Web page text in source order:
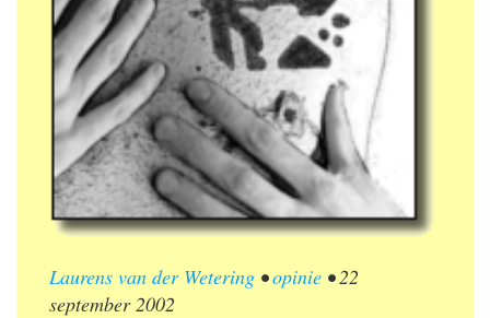
Laurens van der Wetering •opinie •22
september 2002